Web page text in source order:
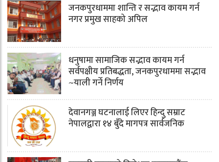
जनकपुरधाममा शान्ति र सद्भाव कायम गर्न
नगर प्रमुख साहको अपिल
धनुषामा सामाजिक सद्भाव कायम गर्न
सर्वपक्षीय प्रतिबद्धता, जनकपुरधाममा सद्भाव
~याली गर्ने निर्णय
देवानगञ्ज घटनालाई लिएर हिन्दु सम्राट
नेपालद्वारा १४ बुँदे मागपत्र सार्वजनिक